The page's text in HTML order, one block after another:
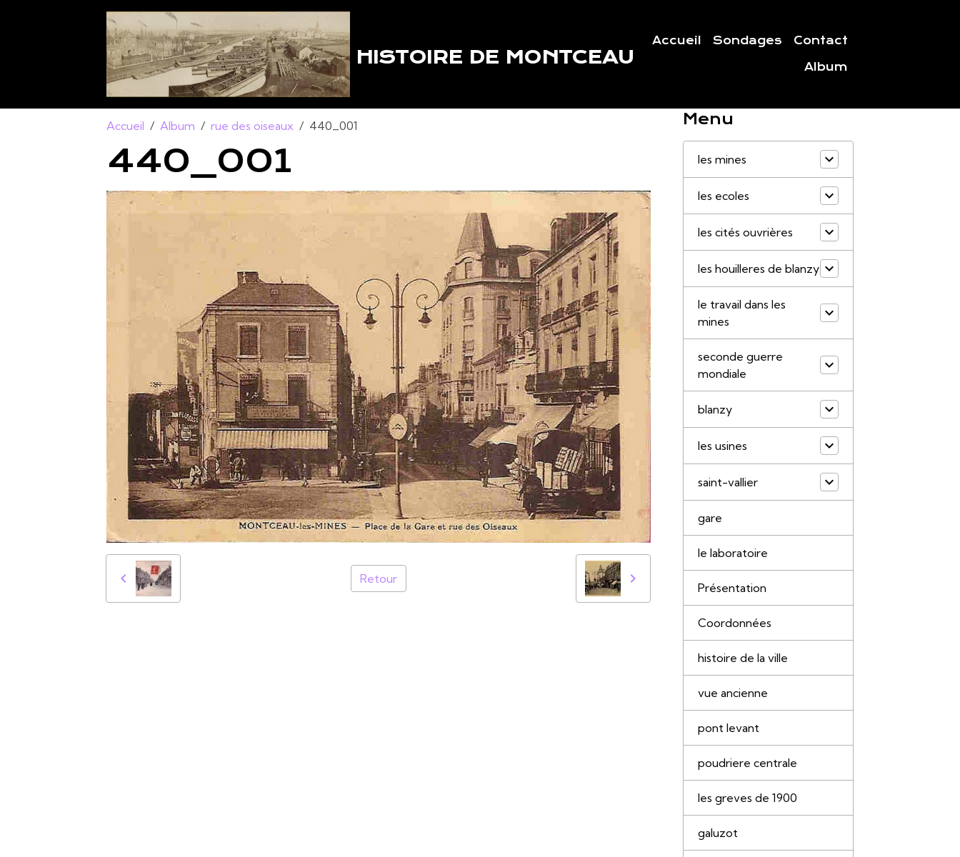
HISTOIRE DE MONTCEAU
Accueil Sondages Contact
Album
Accueil Album rue des oiseaux 440_001
440_001
Retour
Menu
les mines
les ecoles
les cités ouvrières
les houilleres de blanzy
le travail dans les
mines
seconde guerre
mondiale
blanzy
les usines
saint-vallier
gare
le laboratoire
Présentation
Coordonnées
histoire de la ville
vue ancienne
pont levant
poudriere centrale
les greves de 1900
galuzot